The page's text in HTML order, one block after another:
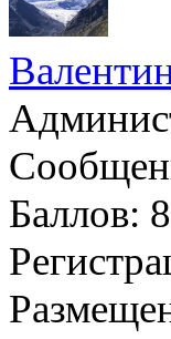
Баллов: